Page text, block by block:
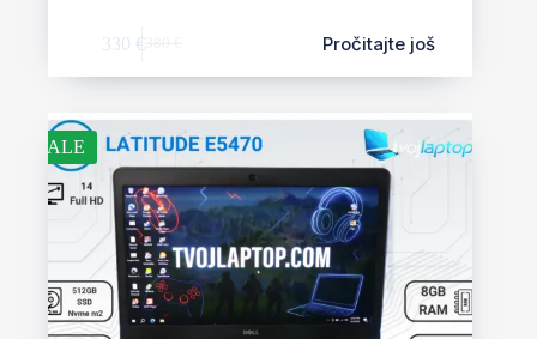
330 € Pročitajte još
SALE